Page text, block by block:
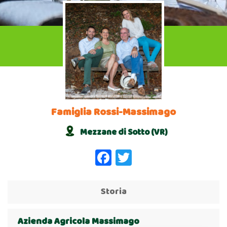
Famiglia Rossi-Massimago
Mezzane di Sotto (VR)
Facebook
Storia
Azienda Agricola Massimago